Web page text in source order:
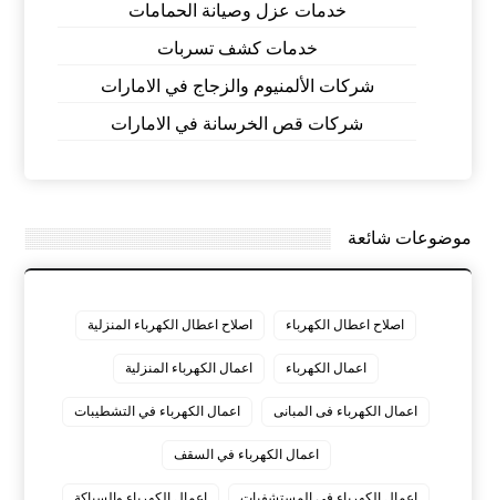
خدمات عزل وصيانة الحمامات
خدمات كشف تسربات
شركات الألمنيوم والزجاج في الامارات
شركات قص الخرسانة في الامارات
موضوعات شائعة
اصلاح اعطال الكهرباء اصلاح اعطال الكهرباء المنزلية
اعمال الكهرباء اعمال الكهرباء المنزلية
اعمال الكهرباء فى المبانى اعمال الكهرباء في التشطيبات
اعمال الكهرباء في السقف